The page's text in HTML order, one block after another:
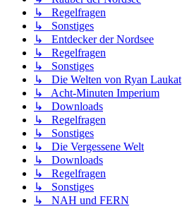
↳ Regelfragen
↳ Sonstiges
↳ Entdecker der Nordsee
↳ Regelfragen
↳ Sonstiges
↳ Die Welten von Ryan Laukat
↳ Acht-Minuten Imperium
↳ Downloads
↳ Regelfragen
↳ Sonstiges
↳ Die Vergessene Welt
↳ Downloads
↳ Regelfragen
↳ Sonstiges
↳ NAH und FERN